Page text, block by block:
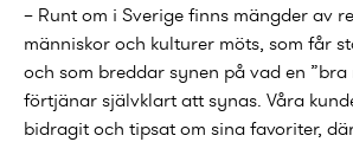
– Runt om i Sverige finns mängder av
människor och kulturer möts, som får
och som breddar synen på vad en ”bra
förtjänar självklart att synas. Våra
bidragit och tipsat om sina favoriter,